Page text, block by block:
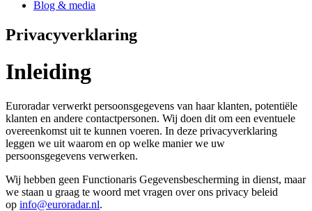
Blog & media
Privacyverklaring
Inleiding
Euroradar verwerkt persoonsgegevens van haar klanten, potentiële
klanten en andere contactpersonen. Wij doen dit om een eventuele
overeenkomst uit te kunnen voeren. In deze privacyverklaring
leggen we uit waarom en op welke manier we uw
persoonsgegevens verwerken.
Wij hebben geen Functionaris Gegevensbescherming in dienst, maar
we staan u graag te woord met vragen over ons privacy beleid
op info@euroradar.nl.